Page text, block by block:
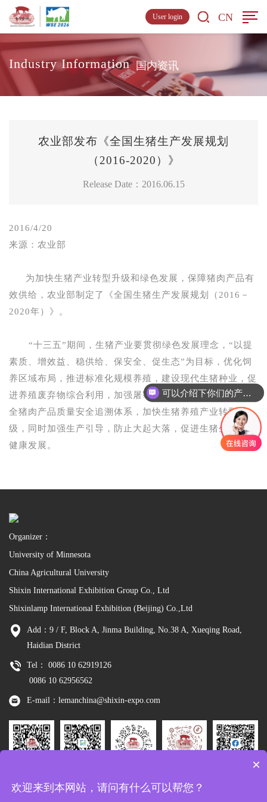
CN
User login
Industry Information 国内资讯
农业部发布《全国生猪生产发展规划
（2016-2020）》
Release Date：2016.06.15
2016/4/20
来源：农业部
为加快生猪产业转型升级和绿色发展，保障猪肉产品有
效供给，农业部制定了《全国生猪生产发展规划（ 2016 －
2020年）》。
“十三五”期间，生猪产业要贯彻绿色发展理念， “ 以提
素质、增效益、稳供给、保安全、促生态”为目标，优化饲
养区域布局，推进标准化规模养殖，建设现代生猪种业，促
进养殖废弃物综合利用，加强屠宰监管和疫病防控，建立健
全猪肉产品质量安全追溯体系，加快生猪养殖产业转型升
级，同时加强生产引导，防止大起大落，促进生猪生产持续
健康发展。
Organizer：
University of Minnesota
China Agricultural University
Shixin International Exhibition Group Co., Ltd
Shixinlamp International Exhibition (Beijing) Co.,Ltd
Add：9 / F, Block A, Jinma Building, No.38 A, Xueqing Road,
Haidian District
Tel： 0086 10 62919126
0086 10 62956562
E-mail：lemanchina@shixin-expo.com
Wechat
Tiktok
可以介绍下你们的产品么
×
欢迎来到本网站，请问有什么可以帮您？